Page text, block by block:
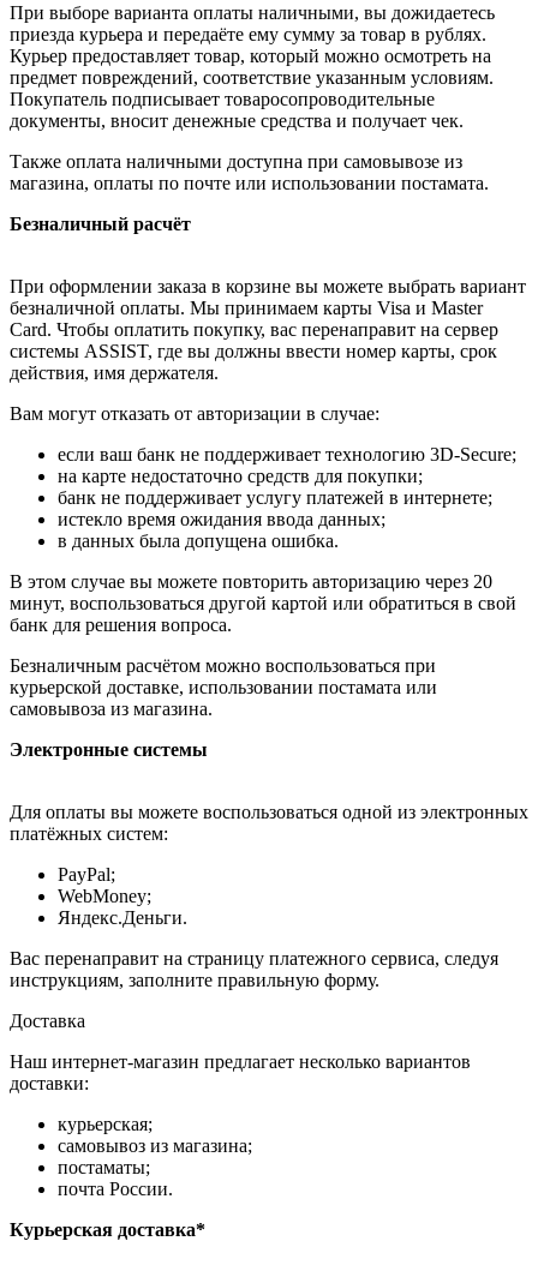
При выборе варианта оплаты наличными, вы дожидаетесь
приезда курьера и передаёте ему сумму за товар в рублях.
Курьер предоставляет товар, который можно осмотреть на
предмет повреждений, соответствие указанным условиям.
Покупатель подписывает товаросопроводительные
документы, вносит денежные средства и получает чек.
Также оплата наличными доступна при самовывозе из
магазина, оплаты по почте или использовании постамата.
Безналичный расчёт
При оформлении заказа в корзине вы можете выбрать вариант
безналичной оплаты. Мы принимаем карты Visa и Master
Card. Чтобы оплатить покупку, вас перенаправит на сервер
системы ASSIST, где вы должны ввести номер карты, срок
действия, имя держателя.
Вам могут отказать от авторизации в случае:
если ваш банк не поддерживает технологию 3D-Secure;
на карте недостаточно средств для покупки;
банк не поддерживает услугу платежей в интернете;
истекло время ожидания ввода данных;
в данных была допущена ошибка.
В этом случае вы можете повторить авторизацию через 20
минут, воспользоваться другой картой или обратиться в свой
банк для решения вопроса.
Безналичным расчётом можно воспользоваться при
курьерской доставке, использовании постамата или
самовывоза из магазина.
Электронные системы
Для оплаты вы можете воспользоваться одной из электронных
платёжных систем:
PayPal;
WebMoney;
Яндекс.Деньги.
Вас перенаправит на страницу платежного сервиса, следуя
инструкциям, заполните правильную форму.
Доставка
Наш интернет-магазин предлагает несколько вариантов
доставки:
курьерская;
самовывоз из магазина;
постаматы;
почта России.
Курьерская доставка*